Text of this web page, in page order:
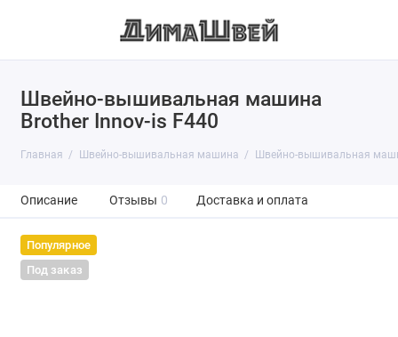
Швейно-вышивальная машина
Brother Innov-is F440
Главная Швейно-вышивальная машина Швейно-вышивальная
Описание Отзывы 0 Доставка и оплата
Популярное
Под заказ